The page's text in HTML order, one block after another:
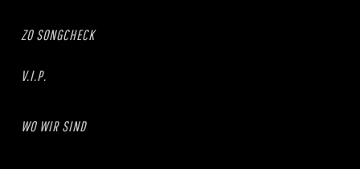
ZO SONGCHECK
V.I.P.
WO WIR SIND